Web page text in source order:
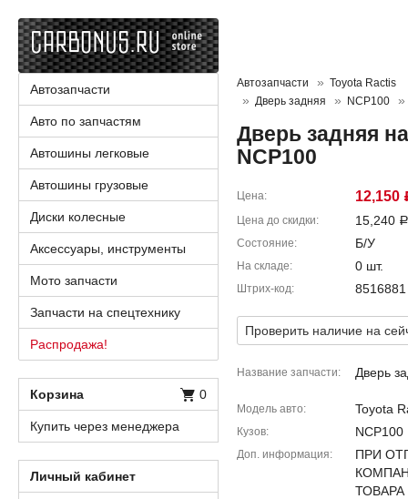
Автозапчасти
Toyota Ractis
Дверь задняя
NCP100
Дверь задняя
NCP100
Цена 12,150
Цена до скидки 15,240 Р
Состояние Б/У
На складе 0 шт.
Штрих-код 8516881
Проверить наличие на
Название запчасти Дверь
Модель авто Toyota
Кузов NCP100
Доп. информация
ПРИ
Автозапчасти
Авто по запчастям
Автошины легковые
Автошины грузовые
Диски колесные
Аксессуары, инструменты
Мото запчасти
Запчасти на спецтехнику
Распродажа!
Корзина 0
Купить через менеджера
Личный кабинет